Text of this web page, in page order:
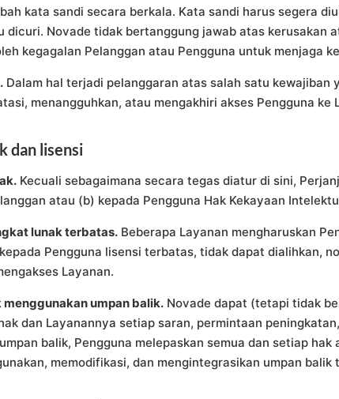
kata sandi secara berkala. Kata sandi harus segera
dicuri. Novade tidak bertanggung jawab atas kerusakan
kegagalan Pelanggan atau Pengguna untuk menjaga
Dalam hal terjadi pelanggaran atas salah satu
menangguhkan, atau mengakhiri akses Pengguna
dan lisensi
Kecuali sebagaimana secara tegas diatur di sini,
atau (b) kepada Pengguna Hak Kekayaan
lunak terbatas. Beberapa Layanan mengharuskan
Pengguna lisensi terbatas, tidak dapat dialihkan,
Layanan.
menggunakan umpan balik. Novade dapat (tetapi tidak
dan Layanannya setiap saran, permintaan
balik, Pengguna melepaskan semua dan setiap
memodifikasi, dan mengintegrasikan umpan